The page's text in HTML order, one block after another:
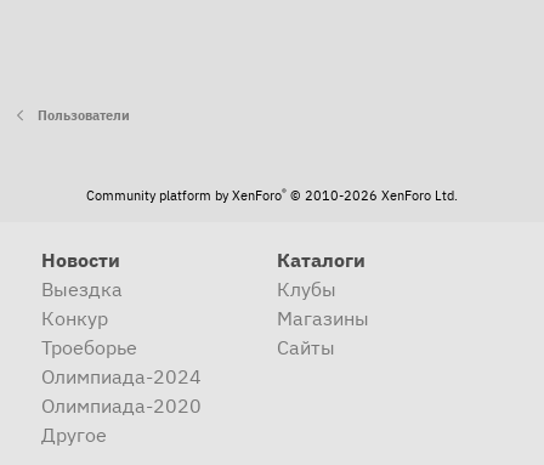
Пользователи
Community platform by XenForo® © 2010-2026 XenForo Ltd.
Новости
Выездка
Конкур
Троеборье
Олимпиада-2024
Олимпиада-2020
Другое
Каталоги
Клубы
Магазины
Сайты